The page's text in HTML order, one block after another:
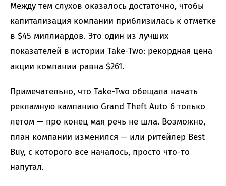
Между тем слухов оказалось достаточно, чтобы
капитализация компании приблизилась к отметке
в $45 миллиардов. Это один из лучших
показателей в истории Take-Two: рекордная цена
акции компании равна $261.
Примечательно, что Take-Two обещала начать
рекламную кампанию Grand Theft Auto 6 только
летом — про конец мая речь не шла. Возможно,
план компании изменился — или ритейлер Best
Buy, с которого все началось, просто что-то
напутал.